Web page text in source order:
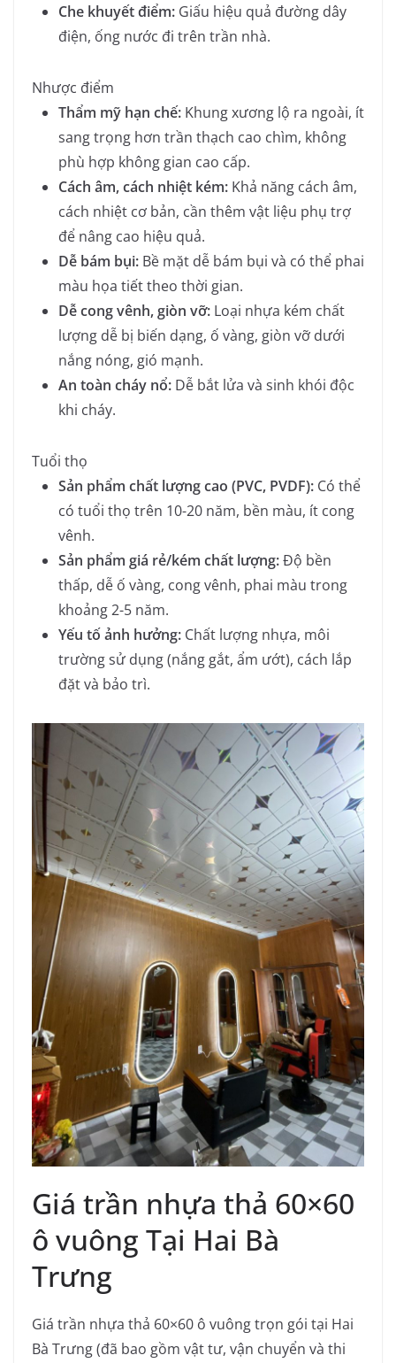
Che khuyết điểm: Giấu hiệu quả đường dây
điện, ống nước đi trên trần nhà.
Nhược điểm
Thẩm mỹ hạn chế: Khung xương lộ ra ngoài, ít
sang trọng hơn trần thạch cao chìm, không
phù hợp không gian cao cấp.
Cách âm, cách nhiệt kém: Khả năng cách âm,
cách nhiệt cơ bản, cần thêm vật liệu phụ trợ
để nâng cao hiệu quả.
Dễ bám bụi: Bề mặt dễ bám bụi và có thể phai
màu họa tiết theo thời gian.
Dễ cong vênh, giòn vỡ: Loại nhựa kém chất
lượng dễ bị biến dạng, ố vàng, giòn vỡ dưới
nắng nóng, gió mạnh.
An toàn cháy nổ: Dễ bắt lửa và sinh khói độc
khi cháy.
Tuổi thọ
Sản phẩm chất lượng cao (PVC, PVDF): Có thể
có tuổi thọ trên 10-20 năm, bền màu, ít cong
vênh.
Sản phẩm giá rẻ/kém chất lượng:Độ bền
thấp, dễ ố vàng, cong vênh, phai màu trong
khoảng 2-5 năm.
Yếu tố ảnh hưởng: Chất lượng nhựa, môi
trường sử dụng (nắng gắt, ẩm ướt), cách lắp
đặt và bảo trì.
Giá trần nhựa thả 60×60
ô vuông Tại Hai Bà
Trưng
Giá trần nhựa thả 60×60 ô vuông trọn gói tại Hai
Bà Trưng (đã bao gồm vật tư, vận chuyển và thi